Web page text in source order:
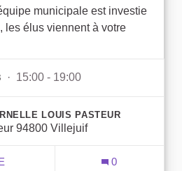
municipale est investie
les élus viennent à votre
· 15:00 - 19:00
LOUIS PASTEUR
94800 Villejuif
0